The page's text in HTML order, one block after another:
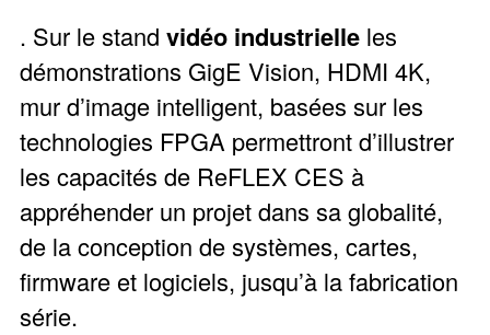
. Sur le stand vidéo industrielle les
démonstrations GigE Vision, HDMI 4K,
mur d’image intelligent, basées sur les
technologies FPGA permettront d’illustrer
les capacités de ReFLEX CES à
appréhender un projet dans sa globalité,
de la conception de systèmes, cartes,
firmware et logiciels, jusqu’à la fabrication
série.